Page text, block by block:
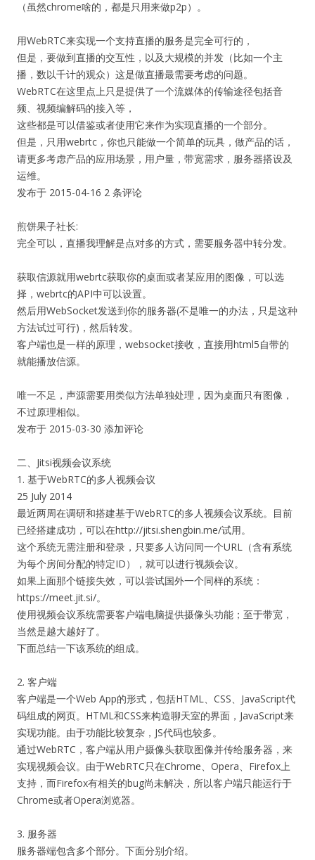
（虽然chrome啥的，都是只用来做p2p）。
用WebRTC来实现一个支持直播的服务是完全可行的，
但是，要做到直播的交互性，以及大规模的并发（比如一个主
播，数以千计的观众）这是做直播最需要考虑的问题。
WebRTC在这里点上只是提供了一个流媒体的传输途径包括音
频、视频编解码的接入等，
这些都是可以借鉴或者使用它来作为实现直播的一个部分。
但是，只用webrtc，你也只能做一个简单的玩具，做产品的话，
请更多考虑产品的应用场景，用户量，带宽需求，服务器搭设及
运维。
发布于 2015-04-16 2 条评论
煎饼果子社长:
完全可以，直播我理解是点对多的方式，需要服务器中转分发。
获取信源就用webrtc获取你的桌面或者某应用的图像，可以选
择，webrtc的API中可以设置。
然后用WebSocket发送到你的服务器(不是唯一的办法，只是这种
方法试过可行)，然后转发。
客户端也是一样的原理，websocket接收，直接用html5自带的
就能播放信源。
唯一不足，声源需要用类似方法单独处理，因为桌面只有图像，
不过原理相似。
发布于 2015-03-30 添加评论
二、Jitsi视频会议系统
1. 基于WebRTC的多人视频会议
25 July 2014
最近两周在调研和搭建基于WebRTC的多人视频会议系统。目前
已经搭建成功，可以在http://jitsi.shengbin.me/试用。
这个系统无需注册和登录，只要多人访问同一个URL（含有系统
为每个房间分配的特定ID），就可以进行视频会议。
如果上面那个链接失效，可以尝试国外一个同样的系统：
https://meet.jit.si/。
使用视频会议系统需要客户端电脑提供摄像头功能；至于带宽，
当然是越大越好了。
下面总结一下该系统的组成。
2. 客户端
客户端是一个Web App的形式，包括HTML、CSS、JavaScript代
码组成的网页。HTML和CSS来构造聊天室的界面，JavaScript来
实现功能。由于功能比较复杂，JS代码也较多。
通过WebRTC，客户端从用户摄像头获取图像并传给服务器，来
实现视频会议。由于WebRTC只在Chrome、Opera、Firefox上
支持，而Firefox有相关的bug尚未解决，所以客户端只能运行于
Chrome或者Opera浏览器。
3. 服务器
服务器端包含多个部分。下面分别介绍。